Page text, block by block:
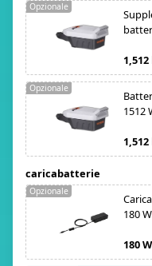
Opzionale
1512
Opzionale
caricabatterie
180 W
180 W
Opzionale